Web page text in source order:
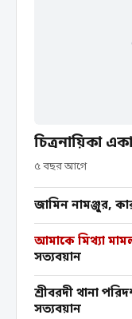
চিত্রনায়িকা
৫ বছর আগে
জামিন নামঞ্জুর,
আমাকে মিথ্যা
সত্যবয়ান
শ্রীবরদী থানা
সত্যবয়ান